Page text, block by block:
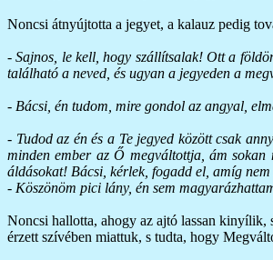
Noncsi átnyújtotta a jegyet, a kalauz pedig
-Sajnos, le kell, hogy szállítsalak! Ott a
található a neved, és ugyan a jegyeden a
- Bácsi, én tudom, mire gondol az angyal,
- Tudod az én és a Te jegyed között csak
minden ember az Ő megváltottja, ám
áldásokat! Bácsi, kérlek, fogadd el, amíg
- Köszönöm pici lány, én sem
Noncsi hallotta, ahogy az ajtó lassan kinyílik,
érzett szívében miattuk, s tudta, hogy